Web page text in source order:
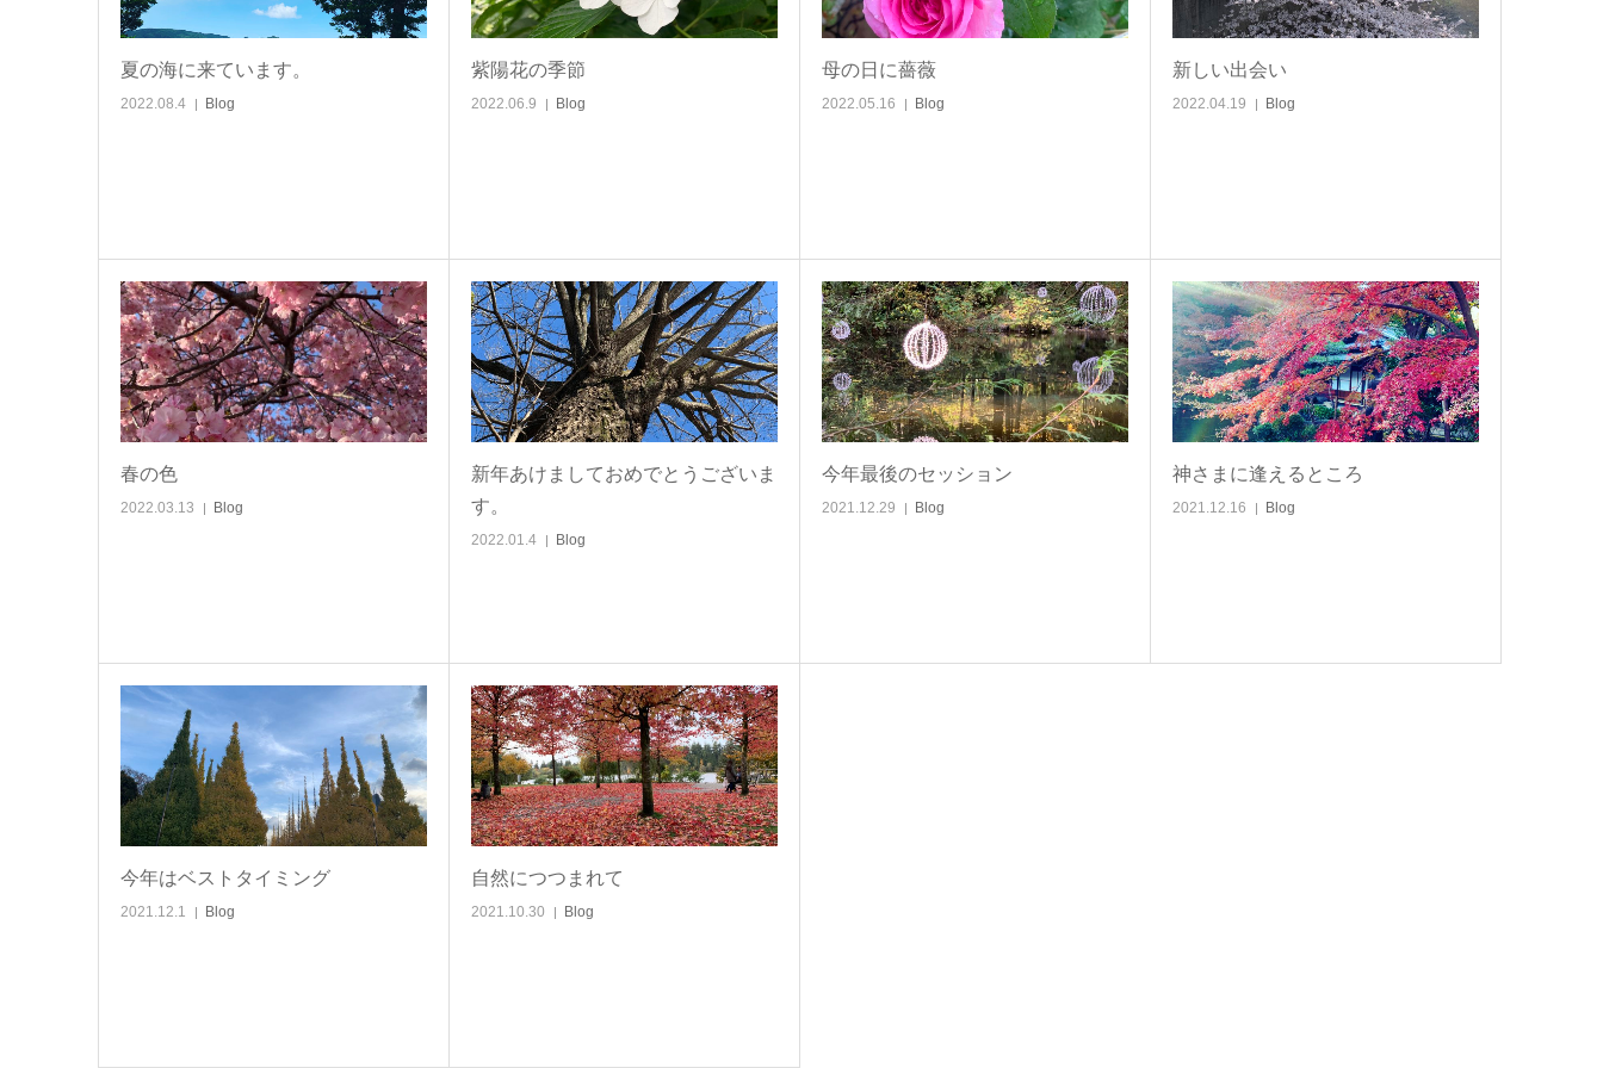
夏の海に来ています。
2022.08.4 Blog
紫陽花の季節
2022.06.9 Blog
母の日に薔薇
2022.05.16 Blog
新しい出会い
2022.04.19 Blog
春の色
2022.03.13 Blog
新年あけましておめでとうございま
す。
2022.01.4 Blog
今年最後のセッション
2021.12.29 Blog
神さまに逢えるところ
2021.12.16 Blog
今年はベストタイミング
2021.12.1 Blog
自然につつまれて
2021.10.30 Blog